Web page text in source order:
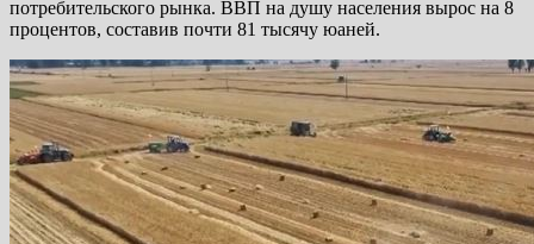
потребительского рынка. ВВП на душу населения вырос на 8
процентов, составив почти 81 тысячу юаней.